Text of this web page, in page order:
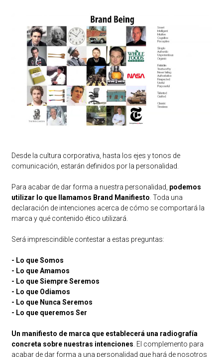
Desde la cultura corporativa, hasta los ejes y tonos de
comunicación, estarán definidos por la personalidad.
Para acabar de dar forma a nuestra personalidad, podemos
utilizar lo que llamamos Brand Manifiesto . Toda una
declaración de intenciones acerca de cómo se comportará la
marca y qué contenido ético utilizará.
Será imprescindible contestar a estas preguntas:
- Lo que Somos
- Lo que Amamos
- Lo que Siempre Seremos
- Lo que Odiamos
- Lo que Nunca Seremos
- Lo que queremos Ser
Un manifiesto de marca que establecerá una radiografía
concreta sobre nuestras intenciones . El complemento para
acabar de dar forma a una personalidad que hará de nosotros